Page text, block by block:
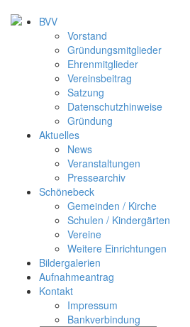
BVV
Vorstand
Gründungsmitglieder
Ehrenmitglieder
Vereinsbeitrag
Satzung
Datenschutzhinweise
Gründung
Aktuelles
News
Veranstaltungen
Pressearchiv
Schönebeck
Gemeinden / Kirche
Schulen / Kindergärten
Vereine
Weitere Einrichtungen
Bildergalerien
Aufnahmeantrag
Kontakt
Impressum
Bankverbindung